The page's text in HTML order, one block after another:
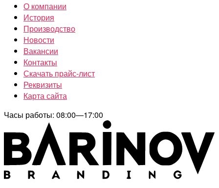
О компании
История
Производство
Новости
Вакансии
Контакты
Скачать прайс-лист
Реквизиты
Карта сайта
Часы работы: 08:00—17:00